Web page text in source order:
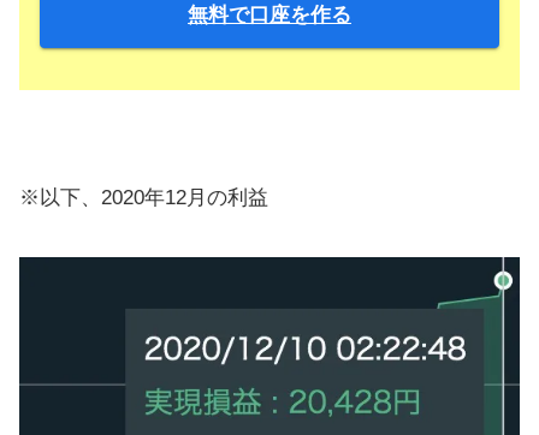
無料で口座を作る
※以下、2020年12月の利益